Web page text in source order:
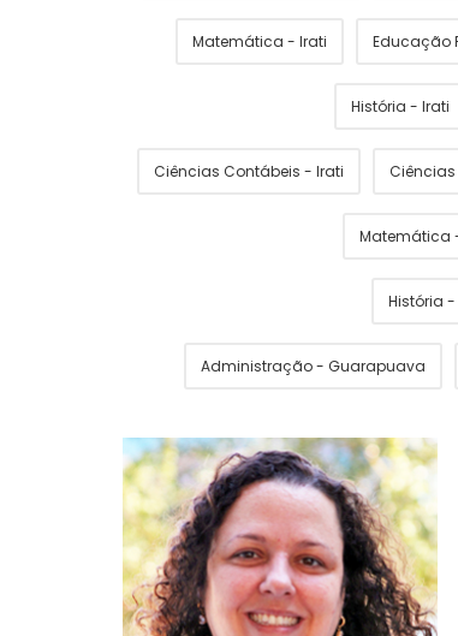
Matemática - Irati Educação
História - Irati
Ciências Contábeis - Irati
Matemática
História
Administração - Guarapuava